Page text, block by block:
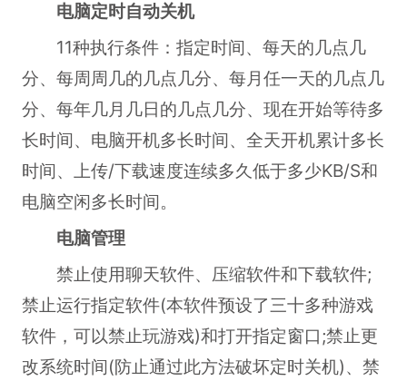
电脑定时自动关机
11种执行条件：指定时间、每天的几点几
分、每周周几的几点几分、每月任一天的几点几
分、每年几月几日的几点几分、现在开始等待多
长时间、电脑开机多长时间、全天开机累计多长
时间、上传/下载速度连续多久低于多少KB/S和
电脑空闲多长时间。
电脑管理
禁止使用聊天软件、压缩软件和下载软件;
禁止运行指定软件(本软件预设了三十多种游戏
软件，可以禁止玩游戏)和打开指定窗口;禁止更
改系统时间(防止通过此方法破坏定时关机)、禁